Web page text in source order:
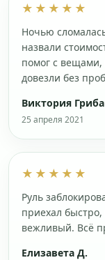
★★★★★
Ночью
назвали
помог с вещами,
довезли без
Виктория
25 апреля 2021
★★★★★
Руль
приехал быстро,
вежливый. Всё
Елизавета Д.